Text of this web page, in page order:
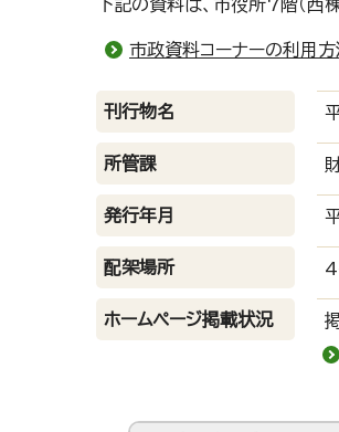
下記の資料は、市役所7階（西
市政資料コーナーの利用方
刊行物名
所管課
発行年月
配架場所
ホームページ掲載状況